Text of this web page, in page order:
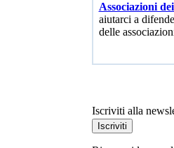
Associazioni
aiutarci a
delle
Iscriviti alla